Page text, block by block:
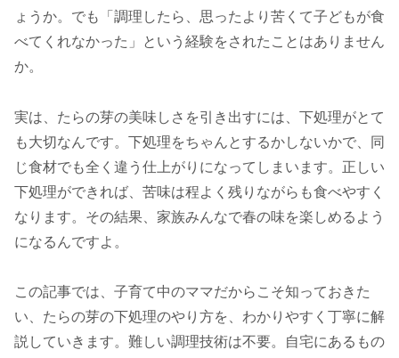
ょうか。でも「調理したら、思ったより苦くて子どもが食
べてくれなかった」という経験をされたことはありません
か。
実は、たらの芽の美味しさを引き出すには、下処理がとて
も大切なんです。下処理をちゃんとするかしないかで、同
じ食材でも全く違う仕上がりになってしまいます。正しい
下処理ができれば、苦味は程よく残りながらも食べやすく
なります。その結果、家族みんなで春の味を楽しめるよう
になるんですよ。
この記事では、子育て中のママだからこそ知っておきた
い、たらの芽の下処理のやり方を、わかりやすく丁寧に解
説していきます。難しい調理技術は不要。自宅にあるもの